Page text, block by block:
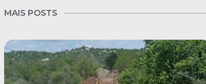
MAIS POSTS